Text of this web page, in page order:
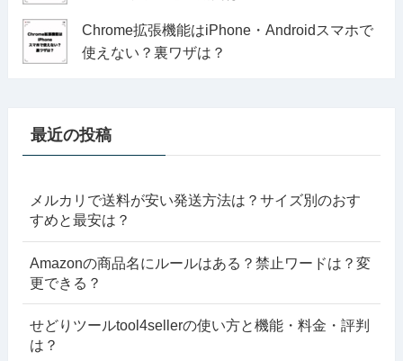
Chrome拡張機能はiPhone・Androidスマホで
使えない？裏ワザは？
最近の投稿
メルカリで送料が安い発送方法は？サイズ別のおす
すめと最安は？
Amazonの商品名にルールはある？禁止ワードは？変
更できる？
せどりツールtool4sellerの使い方と機能・料金・評判
は？